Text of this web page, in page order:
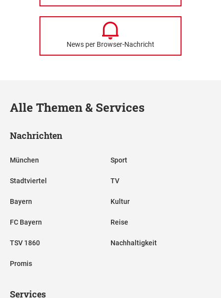
News per Browser-Nachricht
Alle Themen & Services
Nachrichten
München
Stadtviertel
Bayern
FC Bayern
TSV 1860
Promis
Sport
TV
Kultur
Reise
Nachhaltigkeit
Services